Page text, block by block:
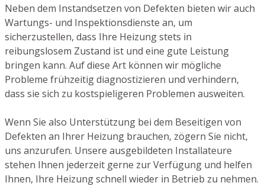
Neben dem Instandsetzen von Defekten bieten wir auch
Wartungs- und Inspektionsdienste an, um
sicherzustellen, dass Ihre Heizung stets in
reibungslosem Zustand ist und eine gute Leistung
bringen kann. Auf diese Art können wir mögliche
Probleme frühzeitig diagnostizieren und verhindern,
dass sie sich zu kostspieligeren Problemen ausweiten.
Wenn Sie also Unterstützung bei dem Beseitigen von
Defekten an Ihrer Heizung brauchen, zögern Sie nicht,
uns anzurufen. Unsere ausgebildeten Installateure
stehen Ihnen jederzeit gerne zur Verfügung und helfen
Ihnen, Ihre Heizung schnell wieder in Betrieb zu nehmen.